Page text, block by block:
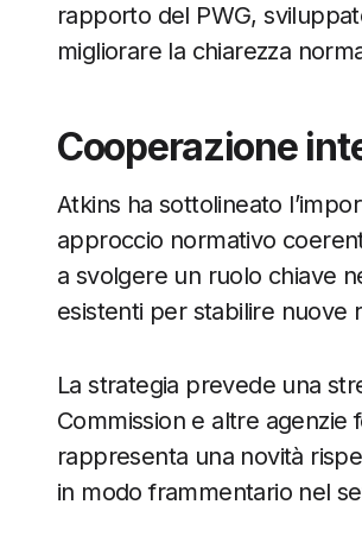
rapporto del PWG,
migliorare la chiarezza
Cooperazione
Atkins ha sottolineato
approccio normativo
a svolgere un ruolo chiave
esistenti per stabilire nuove
La strategia prevede una
Commission e altre agenzie
rappresenta una novità
in modo frammentario nel